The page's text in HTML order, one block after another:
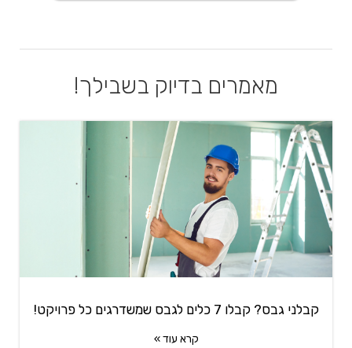
מאמרים בדיוק בשבילך!
קבלני גבס? קבלו 7 כלים לגבס שמשדרגים כל פרויקט!
קרא עוד »